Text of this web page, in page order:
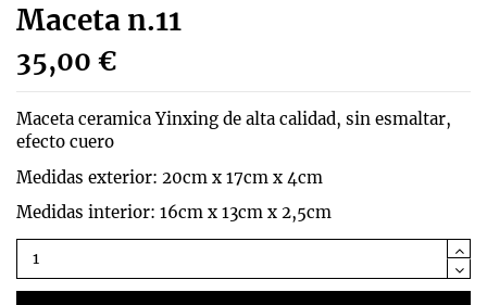
Maceta n.11
35,00 €
Maceta ceramica Yinxing de alta calidad, sin esmaltar,
efecto cuero
Medidas exterior: 20cm x 17cm x 4cm
Medidas interior: 16cm x 13cm x 2,5cm